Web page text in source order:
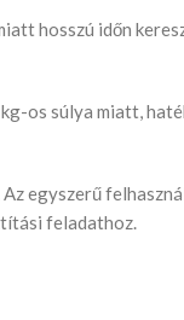
hosszú időn
os súlya miatt,
egyszerű
feladathoz.